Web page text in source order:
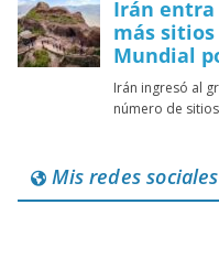
Mis redes sociales